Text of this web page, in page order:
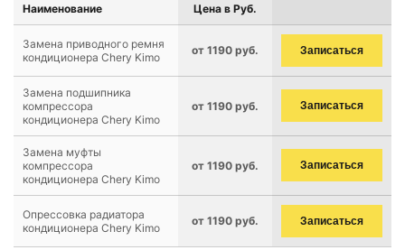
Наименование Цена в Руб.
Замена приводного ремня
кондиционера Chery Kimo
от 1190 руб. Записаться
Замена подшипника
компрессора
кондиционера Chery Kimo
от 1190 руб. Записаться
Замена муфты
компрессора
кондиционера Chery Kimo
от 1190 руб. Записаться
Опрессовка радиатора
кондиционера Chery Kimo
от 1190 руб. Записаться